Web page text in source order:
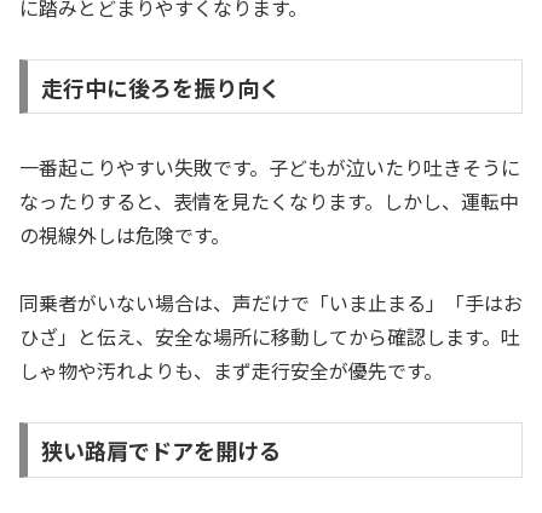
に踏みとどまりやすくなります。
走行中に後ろを振り向く
一番起こりやすい失敗です。子どもが泣いたり吐きそうに
なったりすると、表情を見たくなります。しかし、運転中
の視線外しは危険です。
同乗者がいない場合は、声だけで「いま止まる」「手はお
ひざ」と伝え、安全な場所に移動してから確認します。吐
しゃ物や汚れよりも、まず走行安全が優先です。
狭い路肩でドアを開ける